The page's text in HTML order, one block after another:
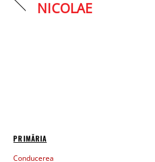
NICOLAE
PRIMĂRIA
Conducerea